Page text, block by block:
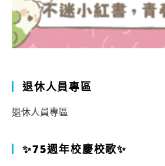
退休人員專區
退休人員專區
✨75週年校慶校歌✨